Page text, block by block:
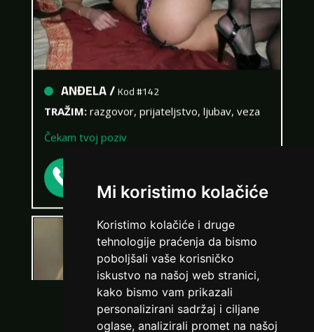
Mi koristimo kolačiće
Koristimo kolačiće i druge
tehnologije praćenja da bismo
poboljšali vaše korisničko
iskustvo na našoj web stranici,
kako bismo vam prikazali
personalizirani sadržaj i ciljane
oglase, analizirali promet na našoj
ANĐELA /
TRAŽIM:
Čekam tvoj poziv
VIŠE DAMA